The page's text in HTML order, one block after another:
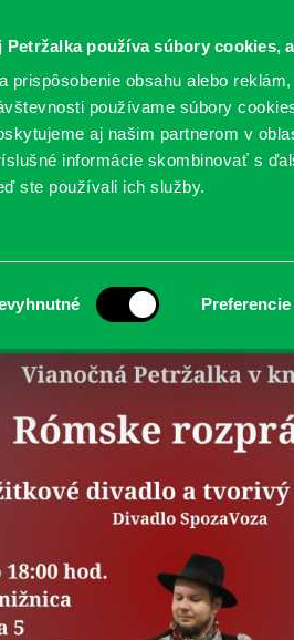
Petržalka používa súbory cookies,
prispôsobenie obsahu alebo
používame súbory
aj našim partnerom v
informácie skombinovať s
ste používali ich služby.
Preferencie
ONLINE KATALÓGY